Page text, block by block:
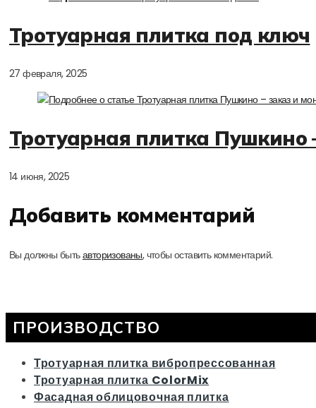
Тротуарная плитка под ключ
27 февраля, 2025
Тротуарная плитка Пушкино
14 июня, 2025
Добавить комментарий
Вы должны бытьавторизованы, чтобы оставить комментарий.
ПРОИЗВОДСТВО
Тротуарная плитка вибропрессованная
Тротуарная плитка ColorMix
Фасадная облицовочная плитка